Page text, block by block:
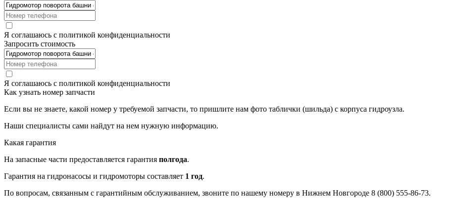
Я соглашаюсь с политикой конфиденциальности
Запросить стоимость
Я соглашаюсь с политикой конфиденциальности
Как узнать номер запчасти
Если вы не знаете, какой номер у требуемой запчасти, то пришлите нам фото таблички (шильда) с корпуса гидроузла.
Наши специалисты сами найдут на нем нужную информацию.
Какая гарантия
На запасные части предоставляется гарантия полгода.
Гарантия на гидронасосы и гидромоторы составляет 1 год.
По вопросам, связанным с гарантийным обслуживанием, звоните по нашему номеру в Нижнем Новгороде 8 (800) 555-86-73.